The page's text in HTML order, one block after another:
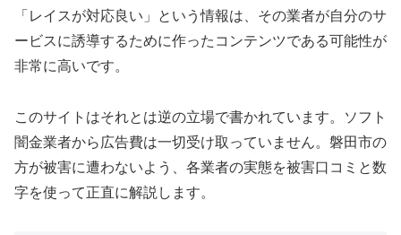
「レイスが対応良い」という情報は、その業者が自分のサ
ービスに誘導するために作ったコンテンツである可能性が
非常に高いです。
このサイトはそれとは逆の立場で書かれています。ソフト
闇金業者から広告費は一切受け取っていません。磐田市の
方が被害に遭わないよう、各業者の実態を被害口コミと数
字を使って正直に解説します。